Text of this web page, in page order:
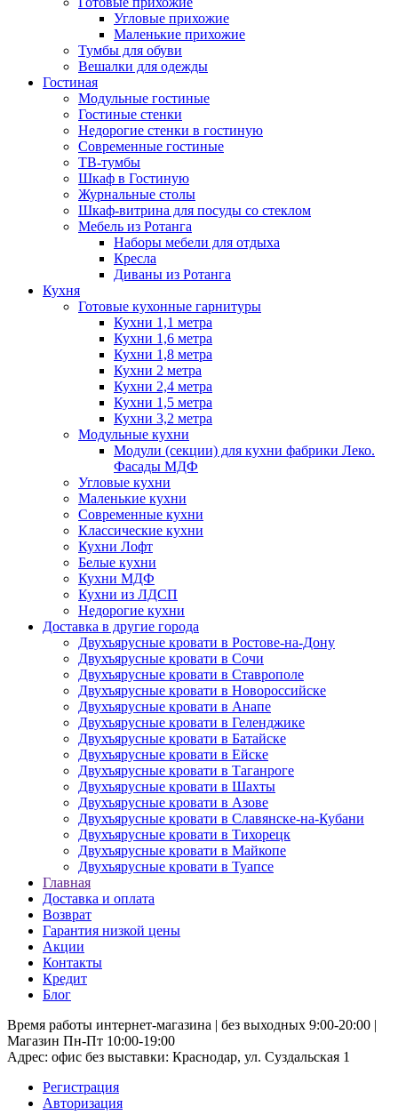
Угловые прихожие
Маленькие прихожие
Тумбы для обуви
Вешалки для одежды
Гостиная
Модульные гостиные
Гостиные стенки
Недорогие стенки в гостиную
Современные гостиные
ТВ-тумбы
Шкаф в Гостиную
Журнальные столы
Шкаф-витрина для посуды со стеклом
Мебель из Ротанга
Наборы мебели для отдыха
Кресла
Диваны из Ротанга
Кухня
Готовые кухонные гарнитуры
Кухни 1,1 метра
Кухни 1,6 метра
Кухни 1,8 метра
Кухни 2 метра
Кухни 2,4 метра
Кухни 1,5 метра
Кухни 3,2 метра
Модульные кухни
Модули (секции) для кухни фабрики Леко.
Фасады МДФ
Угловые кухни
Маленькие кухни
Современные кухни
Классические кухни
Кухни Лофт
Белые кухни
Кухни МДФ
Кухни из ЛДСП
Недорогие кухни
Доставка в другие города
Двухъярусные кровати в Ростове-на-Дону
Двухъярусные кровати в Сочи
Двухъярусные кровати в Ставрополе
Двухъярусные кровати в Новороссийске
Двухъярусные кровати в Анапе
Двухъярусные кровати в Геленджике
Двухъярусные кровати в Батайске
Двухъярусные кровати в Ейске
Двухъярусные кровати в Таганроге
Двухъярусные кровати в Шахты
Двухъярусные кровати в Азове
Двухъярусные кровати в Славянске-на-Кубани
Двухъярусные кровати в Тихорецк
Двухъярусные кровати в Майкопе
Двухъярусные кровати в Туапсе
Главная
Доставка и оплата
Возврат
Гарантия низкой цены
Акции
Контакты
Кредит
Блог
Время работы интернет-магазина | без выходных 9:00-20:00 |
Магазин Пн-Пт 10:00-19:00
Адрес: офис без выставки: Краснодар, ул. Суздальская 1
Регистрация
Авторизация